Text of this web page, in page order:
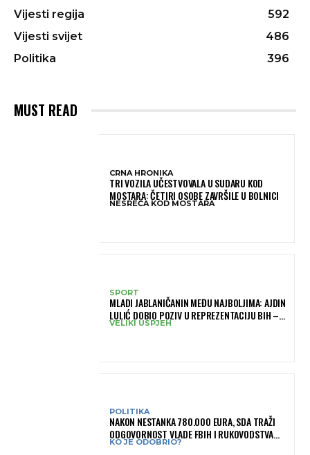
Vijesti regija
592
Vijesti svijet
486
Politika
396
MUST READ
CRNA HRONIKA
TRI VOZILA UČESTVOVALA U SUDARU KOD
MOSTARA: ČETIRI OSOBE ZAVRŠILE U BOLNICI
NESREĆA KOD MOSTARA
SPORT
MLADI JABLANIČANIN MEĐU NAJBOLJIMA: AJDIN
LULIĆ DOBIO POZIV U REPREZENTACIJU BIH –
BRANIT ĆE BOJE BIH NA SLOVENIA BALL
VELIKI USPJEH
POLITIKA
NAKON NESTANKA 780.000 EURA, SDA TRAŽI
ODGOVORNOST VLADE FBIH I RUKOVODSTVA
IGMANA
KO JE ODOBRIO?